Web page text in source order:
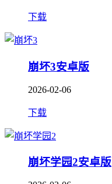
下载
崩坏3安卓版
2026-02-06
下载
崩坏学园2安卓版